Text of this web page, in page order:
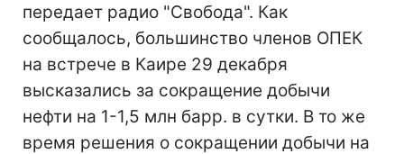
передает радио "Свобода". Как
сообщалось, большинство членов ОПЕК
на встрече в Каире 29 декабря
высказались за сокращение добычи
нефти на 1-1,5 млн барр. в сутки. В то же
время решения о сокращении добычи на